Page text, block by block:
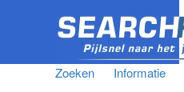
Zoeken Informatie